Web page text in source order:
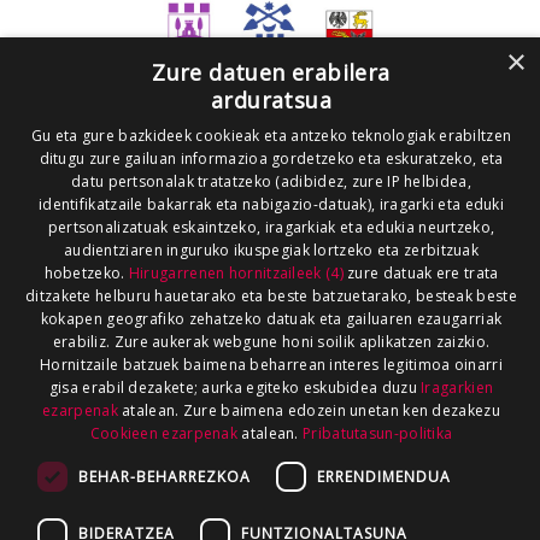
×
Zure datuen erabilera
arduratsua
Gu eta gure bazkideek cookieak eta antzeko teknologiak erabiltzen
ditugu zure gailuan informazioa gordetzeko eta eskuratzeko, eta
datu pertsonalak tratatzeko (adibidez, zure IP helbidea,
identifikatzaile bakarrak eta nabigazio-datuak), iragarki eta eduki
pertsonalizatuak eskaintzeko, iragarkiak eta edukia neurtzeko,
audientziaren inguruko ikuspegiak lortzeko eta zerbitzuak
hobetzeko. Hirugarrenen hornitzaileek (4)zure datuak ere trata
ditzakete helburu hauetarako eta beste batzuetarako, besteak beste
kokapen geografiko zehatzeko datuak eta gailuaren ezaugarriak
erabiliz. Zure aukerak webgune honi soilik aplikatzen zaizkio.
Hornitzaile batzuek baimena beharrean interes legitimoa oinarri
gisa erabil dezakete; aurka egiteko eskubidea duzu Iragarkien
ezarpenakatalean. Zure baimena edozein unetan ken dezakezu
Cookieen ezarpenak atalean. Pribatutasun-politika
BEHAR-BEHARREZKOA ERRENDIMENDUA
BIDERATZEA FUNTZIONALTASUNA